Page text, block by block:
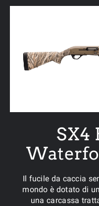
SX4
Il fucile da caccia
mondo è dotato di
una carcassa